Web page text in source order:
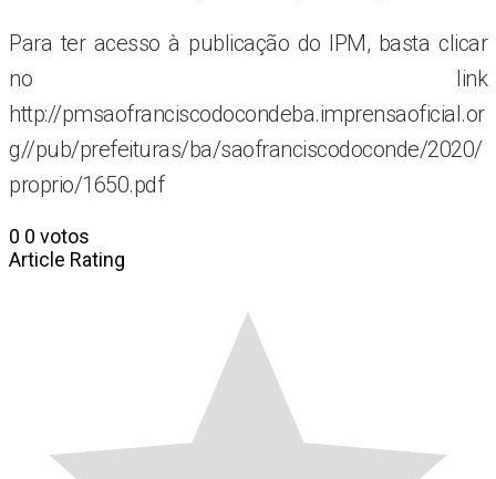
Para ter acesso à publicação do IPM, basta clicar
no link
http://pmsaofranciscodocondeba.imprensaoficial.or
g//pub/prefeituras/ba/saofranciscodoconde/2020/
proprio/1650.pdf
0 0 votos
Article Rating